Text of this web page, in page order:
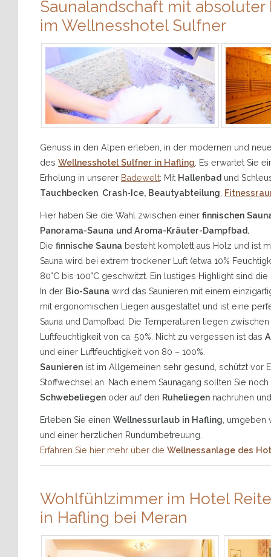
Saunalandschaft mit absoluter
im Wellnesshotel Sulfner
Genuss in den Alpen erleben, in der modernen und
des Wellnesshotel Sulfner in Hafling . Es erwartet Sie
Erholung in unserer Badewelt: Mit Hallenbad und
Tauchbecken Crash-Ice, Beautyabteilung
Hier haben Sie die Wahl zwischen einer finnischen
Panorama-Sauna und Aroma-Kräuter-Dampfbad.
Die finnische Sauna besteht komplett aus Holz und ist
Sauna wird bei extrem trockener Luft (etwa 10%
80°C bis 100°C geschwitzt. Ein lustiges Highlight sind
In der Bio-Sauna wird das Saunieren mit einem
mit ergonomischen Liegen ausgestattet und ist eine
Sauna und Dampfbad. Die Temperaturen liegen zwischen
Luftfeuchtigkeit von ca. 50%. Nicht zu vergessen ist das
und einer Luftfeuchtigkeit von 80 – 100%.
Saunieren ist im Allgemeinen sehr gesund, schützt vor
Stoffwechsel an. Nach einem Saunagang sollten Sie
Schwebeliegen oder auf den Ruheliegen nachruhen
Erleben Sie einen Wellnessurlaub in Hafling ,
und einer herzlichen Rundumbetreuung.
Erfahren Sie hier mehr über die Wellnessanlage des
Wohlfühlzimmer im Hotel
in Hafling bei Meran